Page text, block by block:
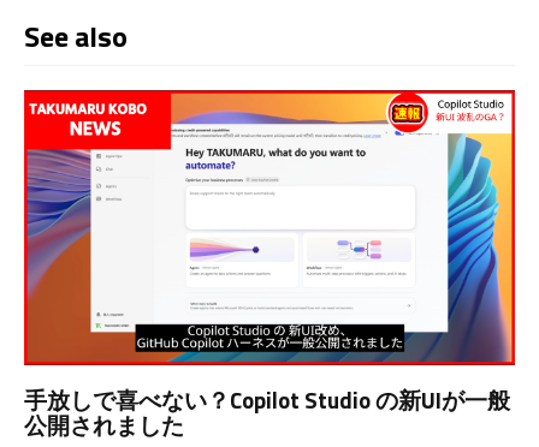
See also
手放しで喜べない？Copilot Studio の新UIが一般
公開されました